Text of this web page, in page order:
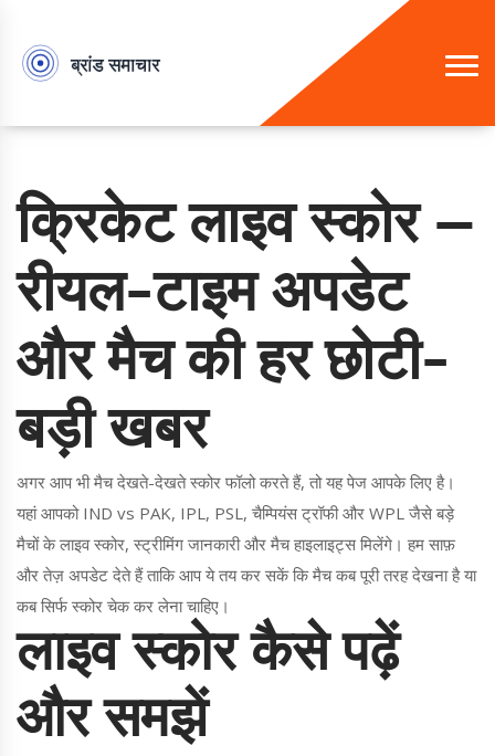
क्रिकेट लाइव स्कोर —
रीयल-टाइम अपडेट
और मैच की हर छोटी-
बड़ी खबर
अगर आप भी मैच देखते-देखते स्कोर फॉलो करते हैं, तो यह पेज आपके लिए है।
यहां आपको IND vs PAK, IPL, PSL, चैम्पियंस ट्रॉफी और WPL जैसे बड़े
मैचों के लाइव स्कोर, स्ट्रीमिंग जानकारी और मैच हाइलाइट्स मिलेंगे। हम साफ़
और तेज़ अपडेट देते हैं ताकि आप ये तय कर सकें कि मैच कब पूरी तरह देखना है या
कब सिर्फ स्कोर चेक कर लेना चाहिए।
लाइव स्कोर कैसे पढ़ें
और समझें